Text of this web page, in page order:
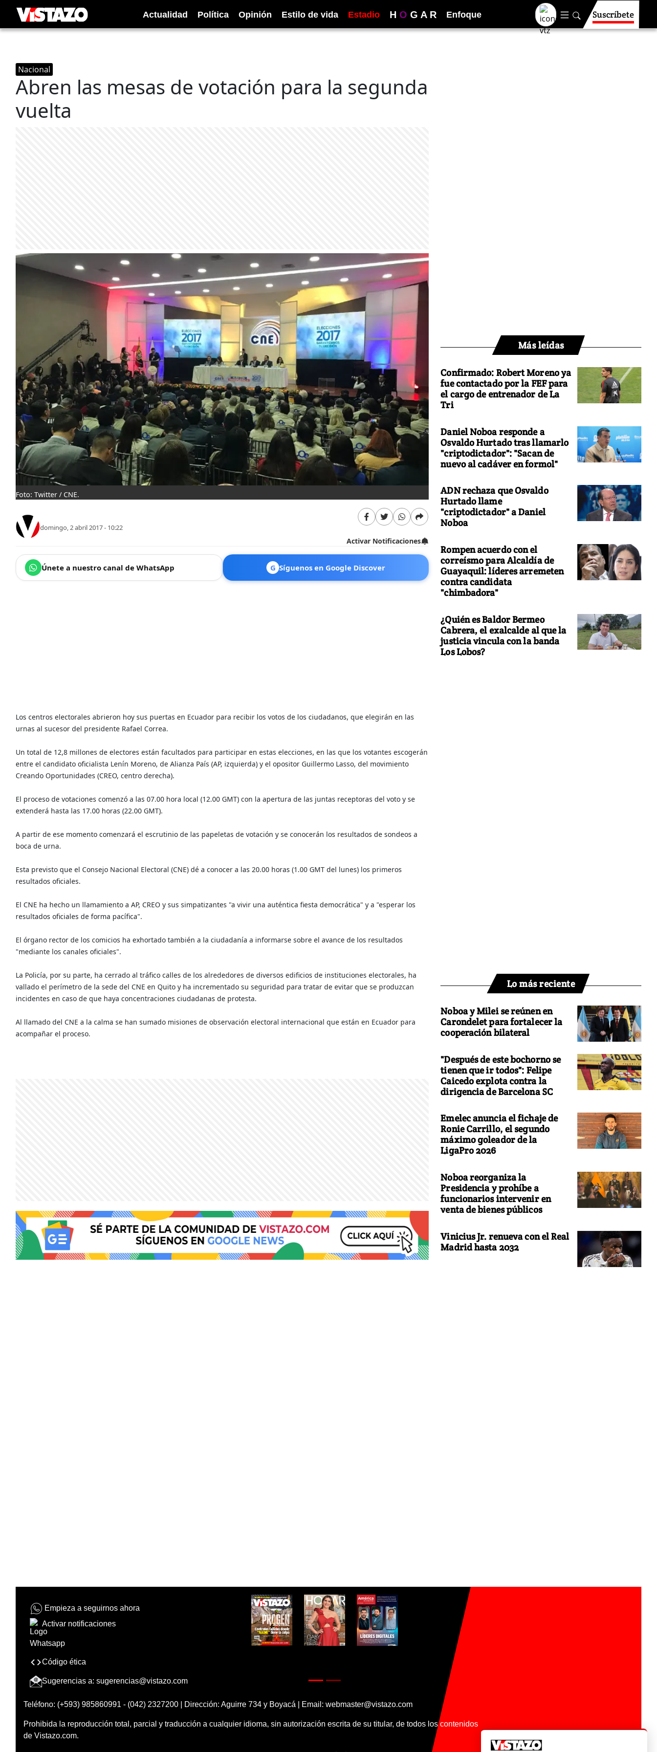
Actualidad Política Opinión Estilo de vida Estadio H O G A R Enfoque Suscríbete
Nacional
Abren las mesas de votación para la segunda
vuelta
Foto: Twitter / CNE.
domingo, 2 abril 2017 - 10:22
Activar Notificaciones
Únete a nuestro canal de WhatsApp G Síguenos en Google Discover
Los centros electorales abrieron hoy sus puertas en Ecuador para recibir los votos de los ciudadanos, que elegirán en las
urnas al sucesor del presidente Rafael Correa.
Un total de 12,8 millones de electores están facultados para participar en estas elecciones, en las que los votantes escogerán
entre el candidato oficialista Lenín Moreno, de Alianza País (AP, izquierda) y el opositor Guillermo Lasso, del movimiento
Creando Oportunidades (CREO, centro derecha).
El proceso de votaciones comenzó a las 07.00 hora local (12.00 GMT) con la apertura de las juntas receptoras del voto y se
extenderá hasta las 17.00 horas (22.00 GMT).
A partir de ese momento comenzará el escrutinio de las papeletas de votación y se conocerán los resultados de sondeos a
boca de urna.
Esta previsto que el Consejo Nacional Electoral (CNE) dé a conocer a las 20.00 horas (1.00 GMT del lunes) los primeros
resultados oficiales.
El CNE ha hecho un llamamiento a AP, CREO y sus simpatizantes "a vivir una auténtica fiesta democrática" y a "esperar los
resultados oficiales de forma pacífica".
El órgano rector de los comicios ha exhortado también a la ciudadanía a informarse sobre el avance de los resultados
"mediante los canales oficiales".
La Policía, por su parte, ha cerrado al tráfico calles de los alrededores de diversos edificios de instituciones electorales, ha
vallado el perímetro de la sede del CNE en Quito y ha incrementado su seguridad para tratar de evitar que se produzcan
incidentes en caso de que haya concentraciones ciudadanas de protesta.
Al llamado del CNE a la calma se han sumado misiones de observación electoral internacional que están en Ecuador para
acompañar el proceso.
Más leídas
Confirmado: Robert Moreno ya
fue contactado por la FEF para
el cargo de entrenador de La
Tri
Daniel Noboa responde a
Osvaldo Hurtado tras llamarlo
"criptodictador": "Sacan de
nuevo al cadáver en formol"
ADN rechaza que Osvaldo
Hurtado llame
"criptodictador" a Daniel
Noboa
Rompen acuerdo con el
correísmo para Alcaldía de
Guayaquil: líderes arremeten
contra candidata
"chimbadora"
¿Quién es Baldor Bermeo
Cabrera, el exalcalde al que la
justicia vincula con la banda
Los Lobos?
Lo más reciente
Noboa y Milei se reúnen en
Carondelet para fortalecer la
cooperación bilateral
"Después de este bochorno se
tienen que ir todos": Felipe
Caicedo explota contra la
dirigencia de Barcelona SC
Emelec anuncia el fichaje de
Ronie Carrillo, el segundo
máximo goleador de la
LigaPro 2026
Noboa reorganiza la
Presidencia y prohíbe a
funcionarios intervenir en
venta de bienes públicos
Vinicius Jr. renueva con el Real
Madrid hasta 2032
Empieza a seguirnos ahora
Activar notificaciones
Código ética
Sugerencias a: sugerencias@vistazo.com
Teléfono: (+593) 985860991 - (042) 2327200 | Dirección: Aguirre 734 y Boyacá | Email: webmaster@vistazo.com
Prohibida la reproducción total, parcial y traducción a cualquier idioma, sin autorización escrita de su titular, de todos los contenidos
de Vistazo.com.